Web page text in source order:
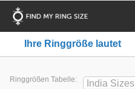
Ihre Ringgröße lautet
Ringgrößen Tabelle: India Sizes